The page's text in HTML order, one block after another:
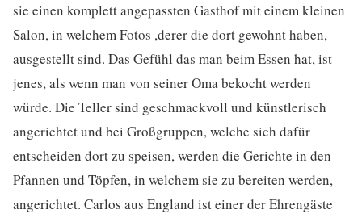
sie einen komplett angepassten Gasthof mit einem kleinen
Salon, in welchem Fotos ,derer die dort gewohnt haben,
ausgestellt sind. Das Gefühl das man beim Essen hat, ist
jenes, als wenn man von seiner Oma bekocht werden
würde. Die Teller sind geschmackvoll und künstlerisch
angerichtet und bei Großgruppen, welche sich dafür
entscheiden dort zu speisen, werden die Gerichte in den
Pfannen und Töpfen, in welchem sie zu bereiten werden,
angerichtet. Carlos aus England ist einer der Ehrengäste